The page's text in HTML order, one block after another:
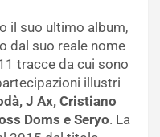
il suo ultimo album,
dal suo reale nome
tracce da cui sono
illustri
J Ax, Cristiano
Doms e Seryo. La